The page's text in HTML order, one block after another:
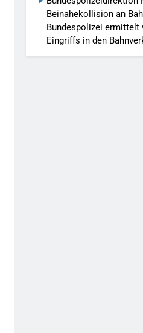
Beinahekollision an
Bundespolizei ermittelt
Eingriffs in den